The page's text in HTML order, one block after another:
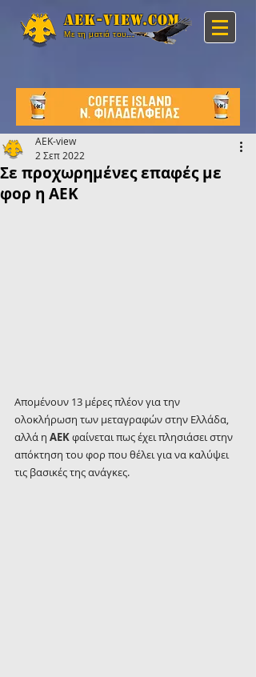
Aek-view.com
Με τη ματιά του...
Σε προχωρημένες επαφές με
φορ η ΑΕΚ
AEK-view
2 Σεπ 2022
Απομένουν 13 μέρες πλέον για την
ολοκλήρωση των μεταγραφών στην Ελλάδα,
αλλά η ΑΕΚ φαίνεται πως έχει πλησιάσει στην
απόκτηση του φορ που θέλει για να καλύψει
τις βασικές της ανάγκες.